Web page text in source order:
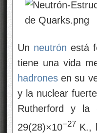
Un neutrón está
tiene una vida
hadrones en su
y la nuclear
Rutherford y la
29(28)×10−27 K.,